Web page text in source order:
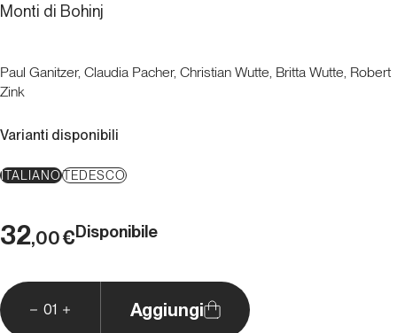
Monti di Bohinj
Paul Ganitzer, Claudia Pacher, Christian Wutte, Britta Wutte, Robert
Zink
Varianti disponibili
ITALIANOTEDESCO
32,00€Disponibile
01 Aggiungi